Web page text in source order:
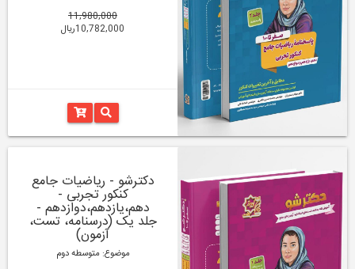
11,980,000
10,782,000ریال
دکترشو - ریاضیات جامع
کنکور تجربی -
دهم،یازدهم،دوازدهم -
جلد یک (درسنامه، تست،
آزمون)
موضوع: متوسطه دوم